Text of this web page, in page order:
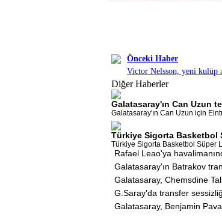
Önceki Haber
Victor Nelsson, yeni kulüp
Diğer Haberler
Galatasaray'ın Can Uzun
Galatasaray'ın Can Uzun için
Türkiye Sigorta
Türkiye Sigorta Basketbol Süper
Rafael Leao'ya
Galatasaray'ın Batrakov
Galatasaray, Chemsdine
G.Saray'da transfer
Galatasaray, Benjamin